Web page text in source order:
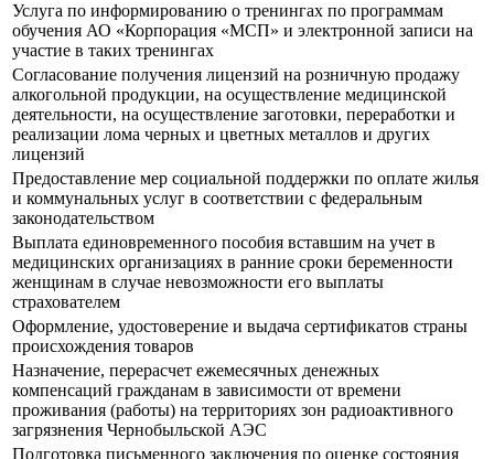
Услуга по информированию о тренингах по программам
обучения АО «Корпорация «МСП» и электронной записи на
участие в таких тренингах
Согласование получения лицензий на розничную продажу
алкогольной продукции, на осуществление медицинской
деятельности, на осуществление заготовки, переработки и
реализации лома черных и цветных металлов и других
лицензий
Предоставление мер социальной поддержки по оплате жилья
и коммунальных услуг в соответствии с федеральным
законодательством
Выплата единовременного пособия вставшим на учет в
медицинских организациях в ранние сроки беременности
женщинам в случае невозможности его выплаты
страхователем
Оформление, удостоверение и выдача сертификатов страны
происхождения товаров
Назначение, перерасчет ежемесячных денежных
компенсаций гражданам в зависимости от времени
проживания (работы) на территориях зон радиоактивного
загрязнения Чернобыльской АЭС
Подготовка письменного заключения по оценке состояния